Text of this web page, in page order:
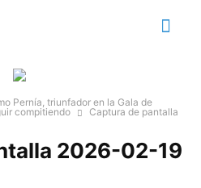
Pernía, triunfador en la Gala de
compitiendo
Captura de pantalla
2026-02-19